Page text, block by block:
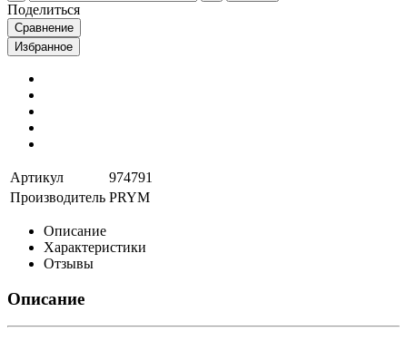
Поделиться
Сравнение
Избранное
Артикул
974791
Производитель PRYM
Описание
Характеристики
Отзывы
Описание